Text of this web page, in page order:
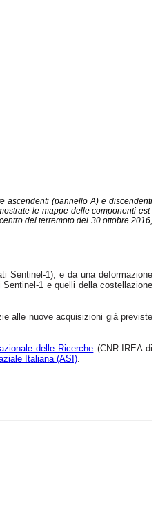
ascendenti (pannello A) e discendenti
le mappe delle componenti est-
del terremoto del 30 ottobre 2016,
Sentinel-1), e da una deformazione
1 e quelli della costellazione
alle nuove acquisizioni già previste
delle Ricerche (CNR-IREA di
Italiana (ASI)